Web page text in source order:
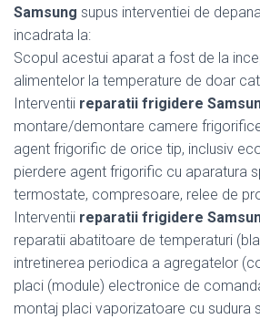
Samsung supus interventiei de
incadrata la:
Scopul acestui aparat a fost de la
alimentelor la temperature de doar
Interventii reparatii frigidere
montare/demontare camere
agent frigorific de orice tip, inclusiv
pierdere agent frigorific cu aparatura
termostate, compresoare, relee de
Interventii reparatii frigidere
reparatii abatitoare de temperaturi
intretinerea periodica a agregatelor
placi (module) electronice de
montaj placi vaporizatoare cu sudura